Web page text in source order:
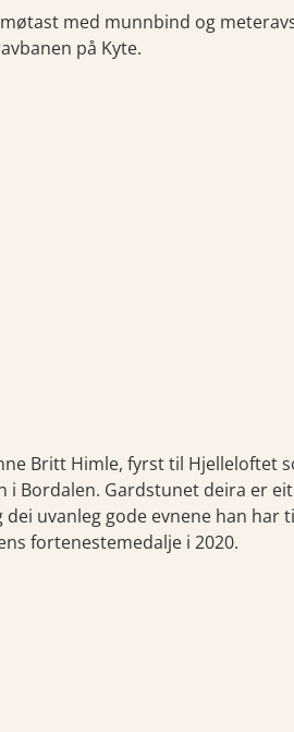
med munnbind og
på Kyte.
Britt Himle, fyrst til Hjelleloftet
i Bordalen. Gardstunet deira er
uvanleg gode evnene han har
fortenestemedalje i 2020.